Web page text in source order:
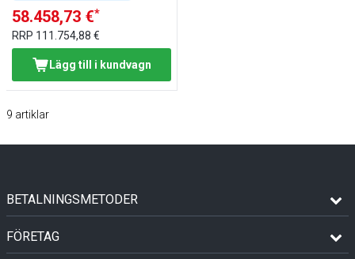
58.458,73 €*
RRP 111.754,88 €
Lägg till i kundvagn
9 artiklar
BETALNINGSMETODER
FÖRETAG